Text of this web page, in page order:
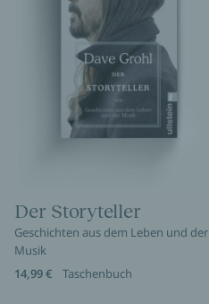
Der Storyteller
Geschichten aus dem Leben und der
Musik
14,99 €
Taschenbuch